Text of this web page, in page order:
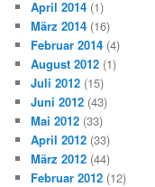
April 2014 (1)
März 2014 (16)
Februar 2014 (4)
August 2012 (1)
Juli 2012 (15)
Juni 2012 (43)
Mai 2012 (33)
April 2012 (33)
März 2012 (44)
Februar 2012 (12)